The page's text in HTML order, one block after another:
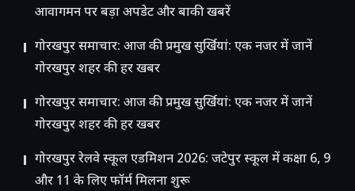
आवागमन पर बड़ा अपडेट और बाकी खबरें
गोरखपुर समाचार: आज की प्रमुख सुर्खियां: एक नजर में जानें
गोरखपुर शहर की हर खबर
गोरखपुर समाचार: आज की प्रमुख सुर्खियां: एक नजर में जानें
गोरखपुर शहर की हर खबर
गोरखपुर रेलवे स्कूल एडमिशन 2026: जटेपुर स्कूल में कक्षा 6, 9
और 11 के लिए फॉर्म मिलना शुरू